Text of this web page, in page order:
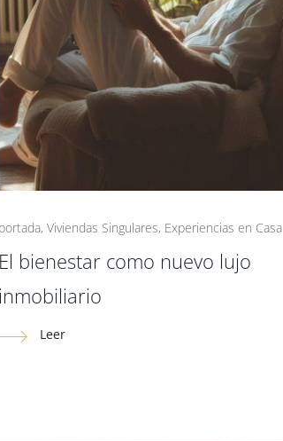
portada, Viviendas Singulares, Experiencias en Casa
El bienestar como nuevo lujo
inmobiliario
Leer